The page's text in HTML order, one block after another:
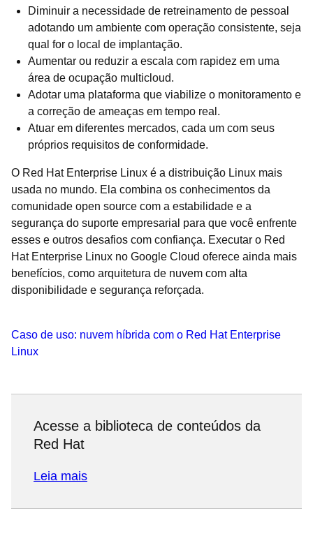
Diminuir a necessidade de retreinamento de pessoal
adotando um ambiente com operação consistente, seja
qual for o local de implantação.
Aumentar ou reduzir a escala com rapidez em uma
área de ocupação multicloud.
Adotar uma plataforma que viabilize o monitoramento e
a correção de ameaças em tempo real.
Atuar em diferentes mercados, cada um com seus
próprios requisitos de conformidade.
O Red Hat Enterprise Linux é a distribuição Linux mais
usada no mundo. Ela combina os conhecimentos da
comunidade open source com a estabilidade e a
segurança do suporte empresarial para que você enfrente
esses e outros desafios com confiança. Executar o Red
Hat Enterprise Linux no Google Cloud oferece ainda mais
benefícios, como arquitetura de nuvem com alta
disponibilidade e segurança reforçada.
Caso de uso: nuvem híbrida com o Red Hat Enterprise
Linux
Acesse a biblioteca de conteúdos da
Red Hat
Leia mais